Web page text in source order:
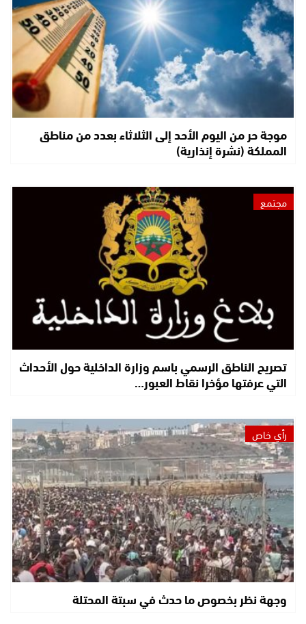
موجة حر من اليوم الأحد إلى الثلاثاء بعدد من مناطق
المملكة (نشرة إنذارية)
مجتمع
تصريح الناطق الرسمي باسم وزارة الداخلية حول الأحداث
التي عرفتها مؤخرا نقاط العبور…
رأي خاص
وجهة نظر بخصوص ما حدث في سبتة المحتلة